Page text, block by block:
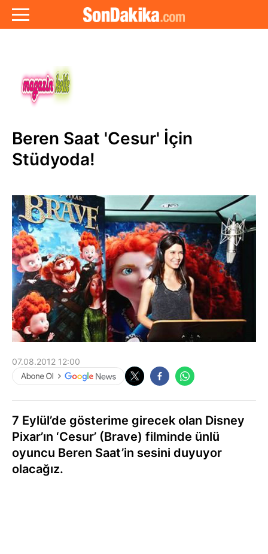
Beren Saat 'Cesur' İçin
Stüdyoda!
07.08.2012 12:00
7 Eylül’de gösterime girecek olan Disney
Pixar’ın ‘Cesur’ (Brave) filminde ünlü
oyuncu Beren Saat’in sesini duyuyor
olacağız.